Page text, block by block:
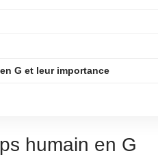
G et leur importance
humain en G